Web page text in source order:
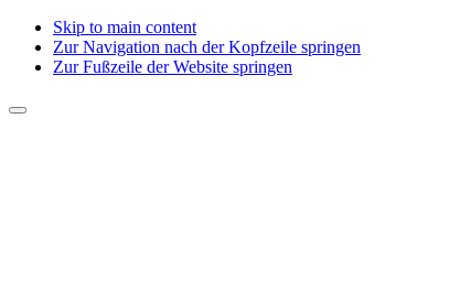
Skip to main content
Zur Navigation nach der Kopfzeile springen
Zur Fußzeile der Website springen
Menü